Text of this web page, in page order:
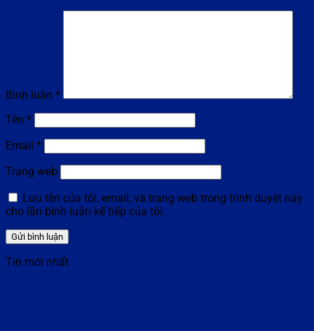
Bình luận *
Tên *
Email *
Trang web
Lưu tên của tôi, email, và trang web trong trình duyệt này
cho lần bình luận kế tiếp của tôi.
Tin mới nhất